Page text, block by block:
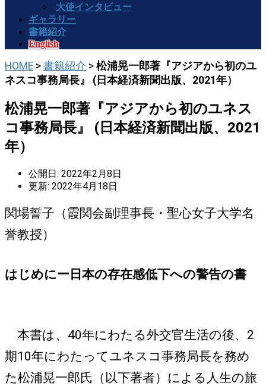
大使インタビュー
ギャラリー
書籍紹介
English
HOME > 書籍紹介 > 松浦晃一郎著『アジアから初のユ
ネスコ事務局長』 (日本経済新聞出版、2021年）
松浦晃一郎著『アジアから初のユネス
コ事務局長』 (日本経済新聞出版、2021
年）
公開日: 2022年2月8日
更新: 2022年4月18日
関場誓子（霞関会副理事長・聖心女子大学名
誉教授）
はじめにー日本の存在感低下への警告の書
本書は、40年にわたる外交官生活の後、2
期10年にわたってユネスコ事務局長を務め
た松浦晃一郎氏（以下著者）による人生の旅